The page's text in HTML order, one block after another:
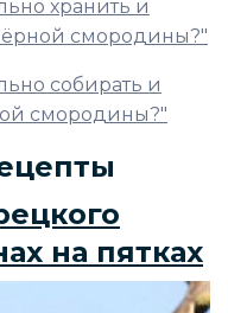
хранить и
смородины?"
собирать и
смородины?"
на пятках